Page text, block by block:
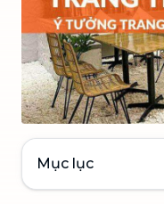
Mục lục